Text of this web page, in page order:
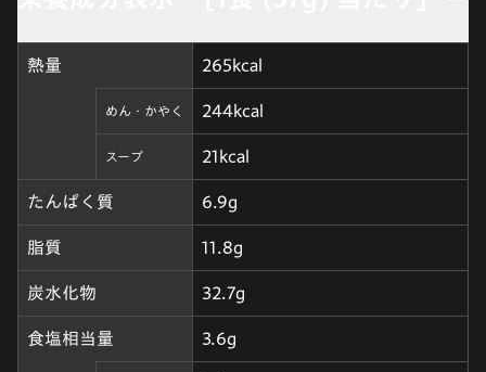
熱量 265kcal
めん・かやく 244kcal
スープ 21kcal
たんぱく質 6.9g
脂質 11.8g
炭水化物 32.7g
食塩相当量 3.6g